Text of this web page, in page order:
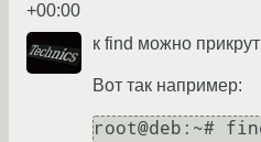
+00:00
к find можно
Вот так например:
root@deb:~#